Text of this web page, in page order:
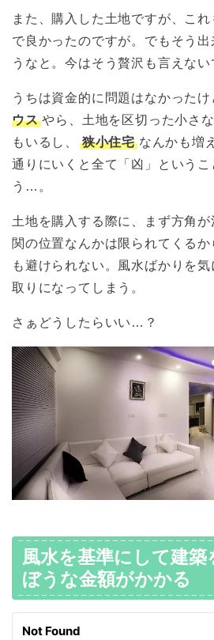
また、購入した土地ですが、こ
で良かったのですが。でもそう
うなと。今はそう贅沢も言えない
うちは資金的に問題はなかったけ
ウス やら、土地を区切った小さ
もいるし、
狭小住宅 なんかも増
通りにいくと全て「凶」というこ
う…。
土地を購入する際に、まず方角
関の位置なんかは限られてくる
も避けられない。風水ばかりを
取りになってしまう。
さぁどうしたらいい…？
風水を基準にして建築
ぼうな金額がかかる